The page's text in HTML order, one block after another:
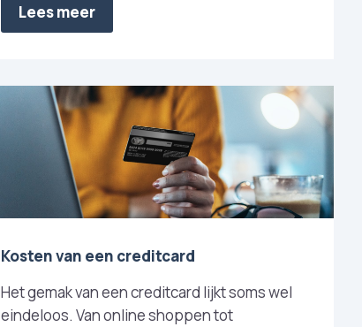
Lees meer
Kosten van een creditcard
Het gemak van een creditcard lijkt soms wel
eindeloos. Van online shoppen tot